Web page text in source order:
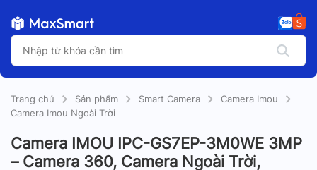
Trang chủ Sản phẩm Smart Camera
Camera Imou
Camera Imou Ngoài Trời
Camera IMOU IPC-GS7EP-3M0WE 3MP
– Camera 360, Camera Ngoài Trời,